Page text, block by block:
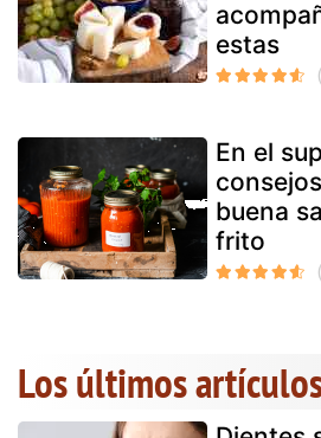
estas
En el
buena
frito
Los últimos